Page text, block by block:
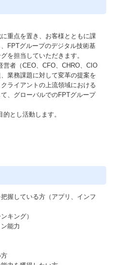
重点を置き、お客様とともに課
FPTグループのデジタル技術基
を担当していただきます。
営者（CEO、CFO、CHRO、CIO
業務課題に対して変革の提案を
ライアントの上流領域における
、グローバルでのFPTグループ
とし活動します。
握している方（アプリ、インフ
キング）
能力
方